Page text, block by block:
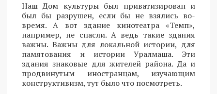
Наш Дом культуры был приватизирован и
был бы разрушен, если бы не взялись во-
время. А вот здание кинотеатра «Темп»,
например, не спасли. А ведь такие здания
важны. Важны для локальной истории, для
памятования и истории Уралмаша. Эти
здания знаковые для жителей района. Да и
продвинутым иностранцам, изучающим
конструктивизм, тут было что посмотреть.